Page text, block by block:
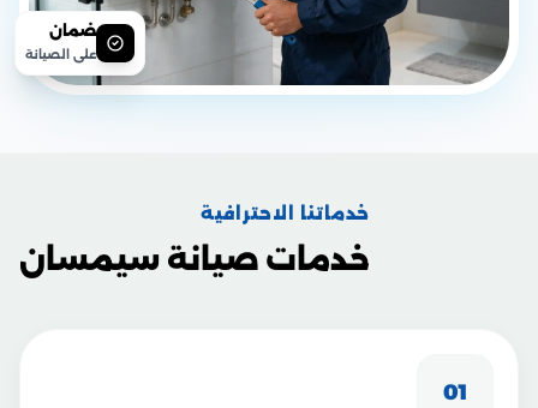
ضمان
على الصيانة
خدماتنا الاحترافية
خدمات صيانة سيمسان
01